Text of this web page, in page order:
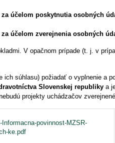
účelom poskytnutia osobných
účelom zverejnenia osobných
V opačnom prípade (t. j. v
ich súhlasu) požiadať o vyplnenie a
Slovenskej republiky a
projekty uchádzačov